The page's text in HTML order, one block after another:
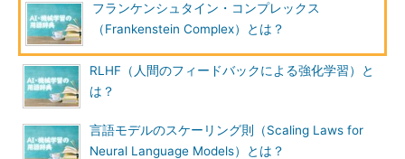
フランケンシュタイン・コンプレックス
（Frankenstein Complex）とは？
RLHF（人間のフィードバックによる強化学習）と
は？
言語モデルのスケーリング則（Scaling Laws for
Neural Language Models）とは？